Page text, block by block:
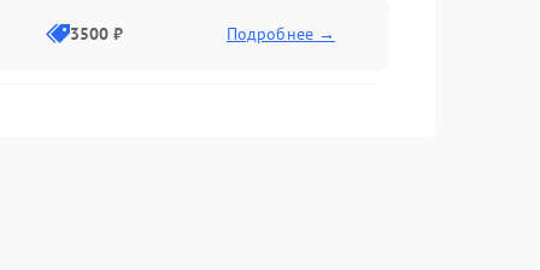
3500 ₽ Подробнее →